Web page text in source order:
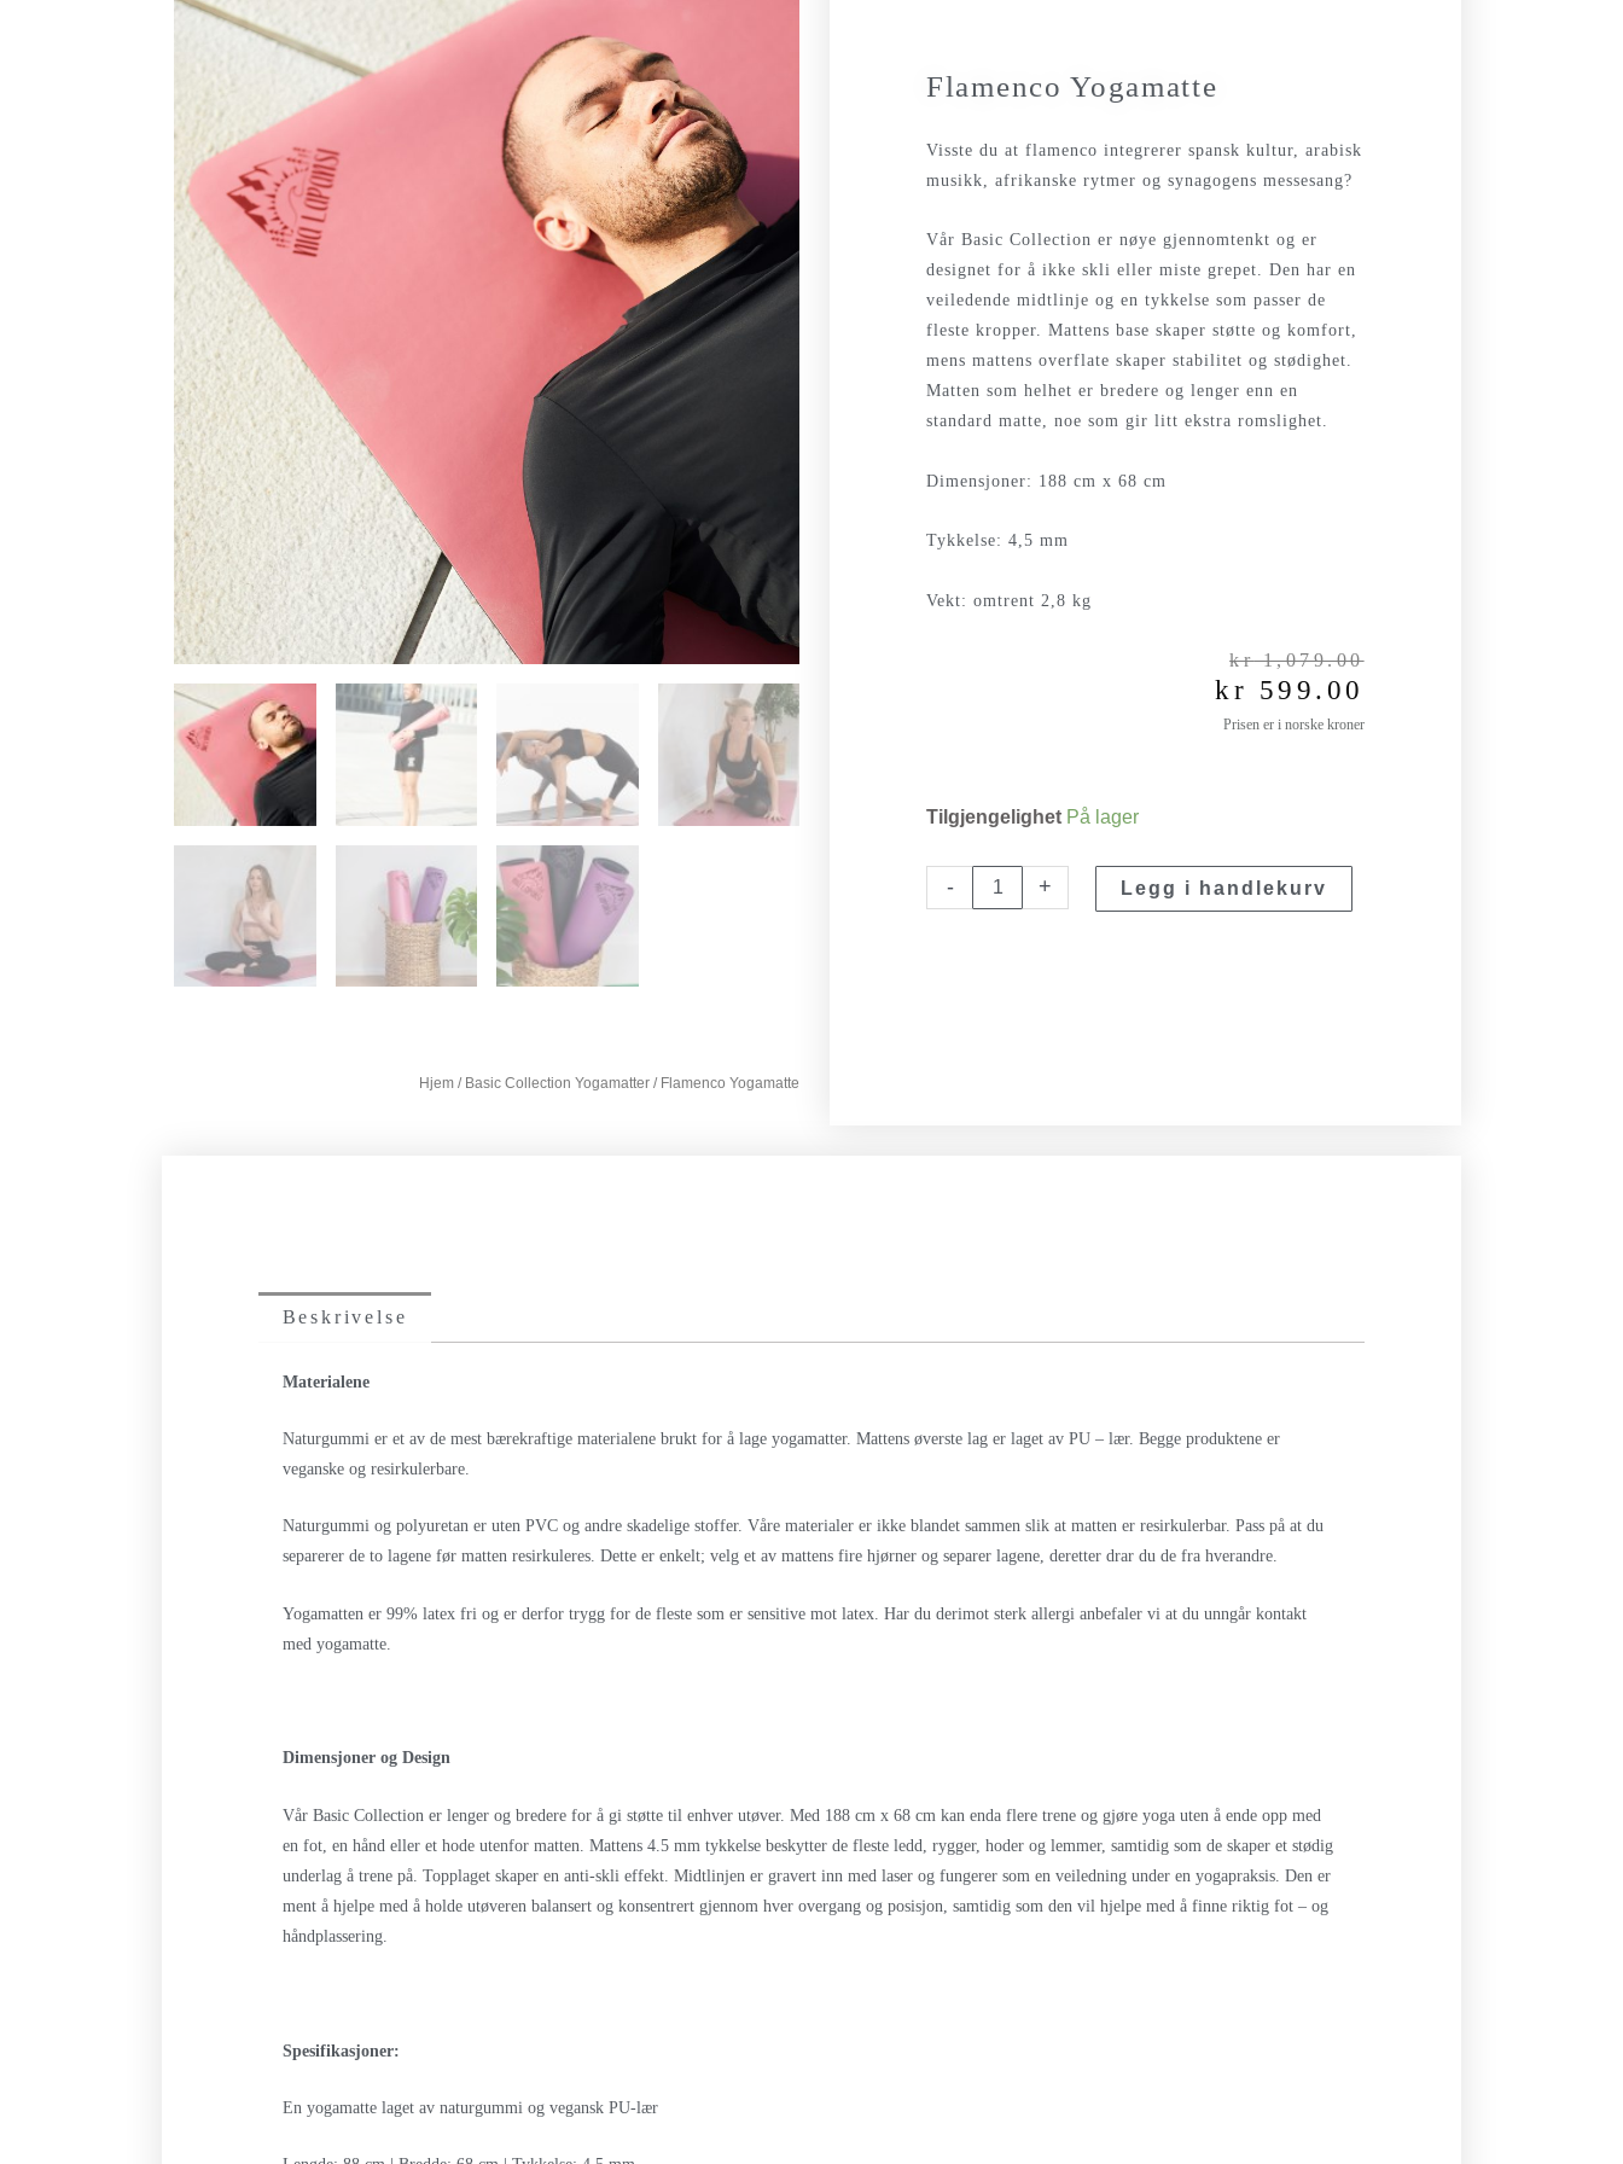
Hjem / Basic Collection Yogamatter / Flamenco Yogamatte
Flamenco Yogamatte
Visste du at flamenco integrerer spansk kultur, arabisk
musikk, afrikanske rytmer og synagogens messesang?
Vår Basic Collection er nøye gjennomtenkt og er
designet for å ikke skli eller miste grepet. Den har en
veiledende midtlinje og en tykkelse som passer de
fleste kropper. Mattens base skaper støtte og komfort,
mens mattens overflate skaper stabilitet og stødighet.
Matten som helhet er bredere og lenger enn en
standard matte, noe som gir litt ekstra romslighet.
Dimensjoner: 188 cm x 68 cm
Tykkelse: 4,5 mm
Vekt: omtrent 2,8 kg
kr1,079.00Opprinnelig
var:
kr 599.00
Nåværende
er:
Prisen er i norske kroner
Tilgjengelighet På lager
-
Flamenco
+ Legg i handlekurv
Beskrivelse
Materialene
Naturgummi er et av de mest bærekraftige materialene brukt for å lage yogamatter. Mattens øverste lag er laget av PU – lær. Begge produktene er
veganske og resirkulerbare.
Naturgummi og polyuretan er uten PVC og andre skadelige stoffer. Våre materialer er ikke blandet sammen slik at matten er resirkulerbar. Pass på at du
separerer de to lagene før matten resirkuleres. Dette er enkelt; velg et av mattens fire hjørner og separer lagene, deretter drar du de fra hverandre.
Yogamatten er 99% latex fri og er derfor trygg for de fleste som er sensitive mot latex. Har du derimot sterk allergi anbefaler vi at du unngår kontakt
med yogamatte.
Dimensjoner og Design
Vår Basic Collection er lenger og bredere for å gi støtte til enhver utøver. Med 188 cm x 68 cm kan enda flere trene og gjøre yoga uten å ende opp med
en fot, en hånd eller et hode utenfor matten. Mattens 4.5 mm tykkelse beskytter de fleste ledd, rygger, hoder og lemmer, samtidig som de skaper et stødig
underlag å trene på. Topplaget skaper en anti-skli effekt. Midtlinjen er gravert inn med laser og fungerer som en veiledning under en yogapraksis. Den er
ment å hjelpe med å holde utøveren balansert og konsentrert gjennom hver overgang og posisjon, samtidig som den vil hjelpe med å finne riktig fot – og
håndplassering.
Spesifikasjoner:
En yogamatte laget av naturgummi og vegansk PU-lær